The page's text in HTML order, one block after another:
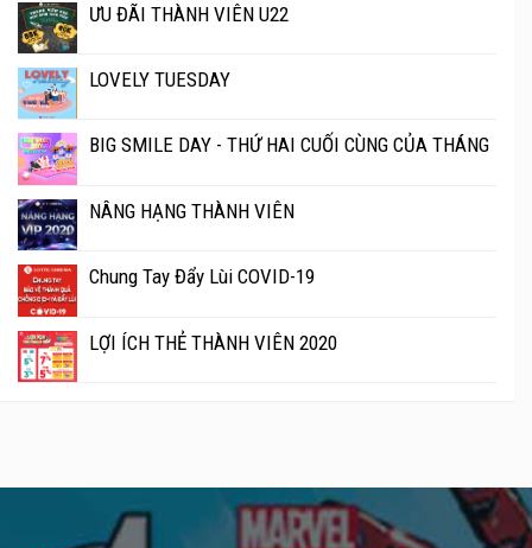
ƯU ĐÃI THÀNH VIÊN U22
LOVELY TUESDAY
BIG SMILE DAY - THỨ HAI CUỐI CÙNG CỦA THÁNG
NÂNG HẠNG THÀNH VIÊN
Chung Tay Đẩy Lùi COVID-19
LỢI ÍCH THẺ THÀNH VIÊN 2020